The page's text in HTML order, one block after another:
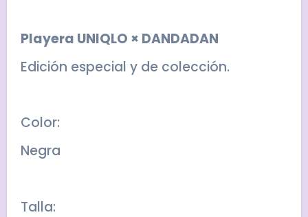
Playera UNIQLO × DANDADAN
Edición especial y de colección.
Color:
Negra
Talla: